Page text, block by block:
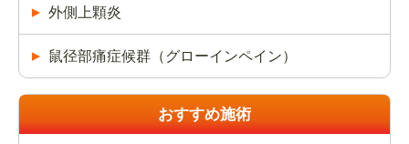
外側上顆炎
鼠径部痛症候群（グローインペイン）
おすすめ施術